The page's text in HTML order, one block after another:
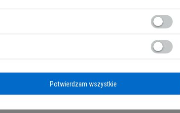
30gPotwierdzam wszystkie